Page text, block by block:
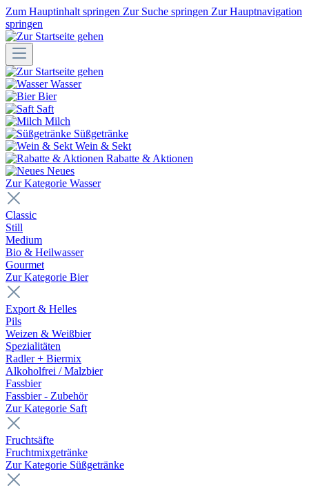
Zum Hauptinhalt springen Zur Suche springen Zur Hauptnavigation
springen
Wasser
Bier
Saft
Milch
Süßgetränke
Wein & Sekt
Rabatte & Aktionen
Neues
Zur Kategorie Wasser
Classic
Still
Medium
Bio & Heilwasser
Gourmet
Zur Kategorie Bier
Export & Helles
Pils
Weizen & Weißbier
Spezialitäten
Radler + Biermix
Alkoholfrei / Malzbier
Fassbier
Fassbier - Zubehör
Zur Kategorie Saft
Fruchtsäfte
Fruchtmixgetränke
Zur Kategorie Süßgetränke